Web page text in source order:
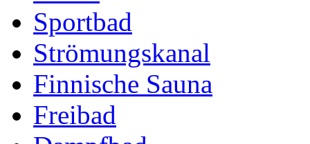
Sportbad
Strömungskanal
Finnische Sauna
Freibad